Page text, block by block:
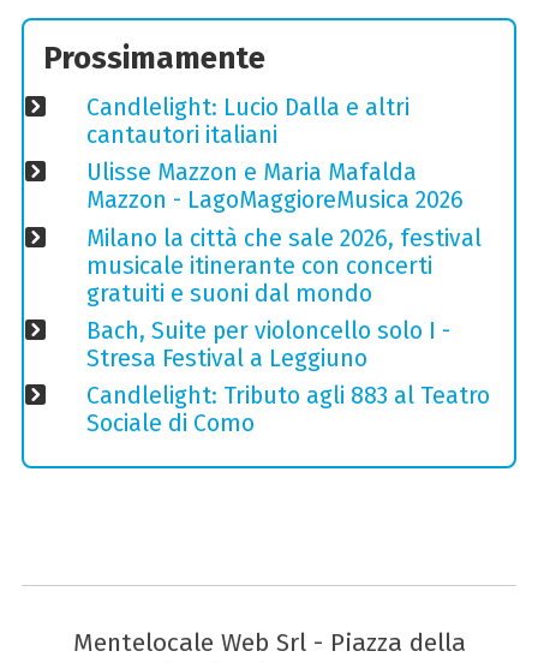
Prossimamente
Candlelight: Lucio Dalla e altri
cantautori italiani
Ulisse Mazzon e Maria Mafalda
Mazzon - LagoMaggioreMusica 2026
Milano la città che sale 2026, festival
musicale itinerante con concerti
gratuiti e suoni dal mondo
Bach, Suite per violoncello solo I -
Stresa Festival a Leggiuno
Candlelight: Tributo agli 883 al Teatro
Sociale di Como
Mentelocale Web Srl - Piazza della